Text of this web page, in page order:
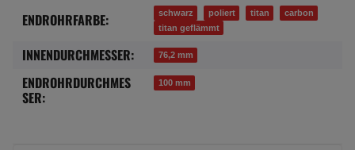
ENDROHRFARBE: schwarz poliert titan
carbon
titan geflämmt
INNENDURCHMESSER: 76,2 mm
ENDROHRDURCHMES
SER:
100 mm